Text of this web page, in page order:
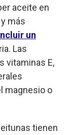
aceite en
más
un
Las
vitaminas E,
magnesio o
tienen